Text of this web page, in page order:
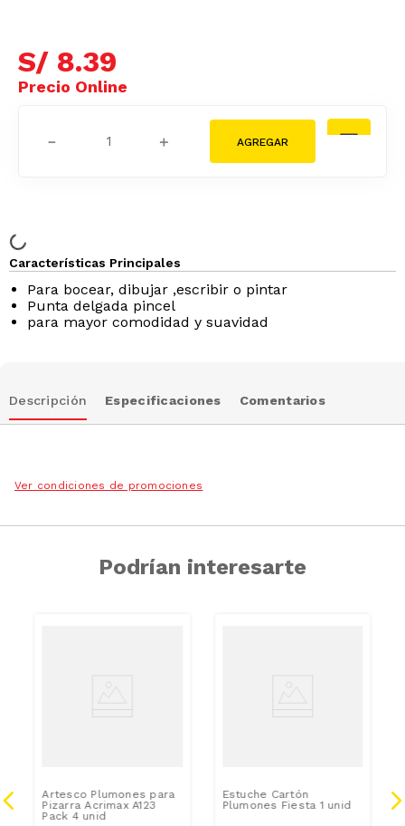
S/ 8.39
＋
－
Características Principales
Para bocear, dibujar ,escribir o pintar
Punta delgada pincel
para mayor comodidad y suavidad
Descripción Especificaciones Comentarios
Ver condiciones de promociones
Podrían interesarte
Artesco Plumones para
Pizarra Acrimax A123
Pack 4 unid
Estuche Cartón
Plumones Fiesta 1 unid